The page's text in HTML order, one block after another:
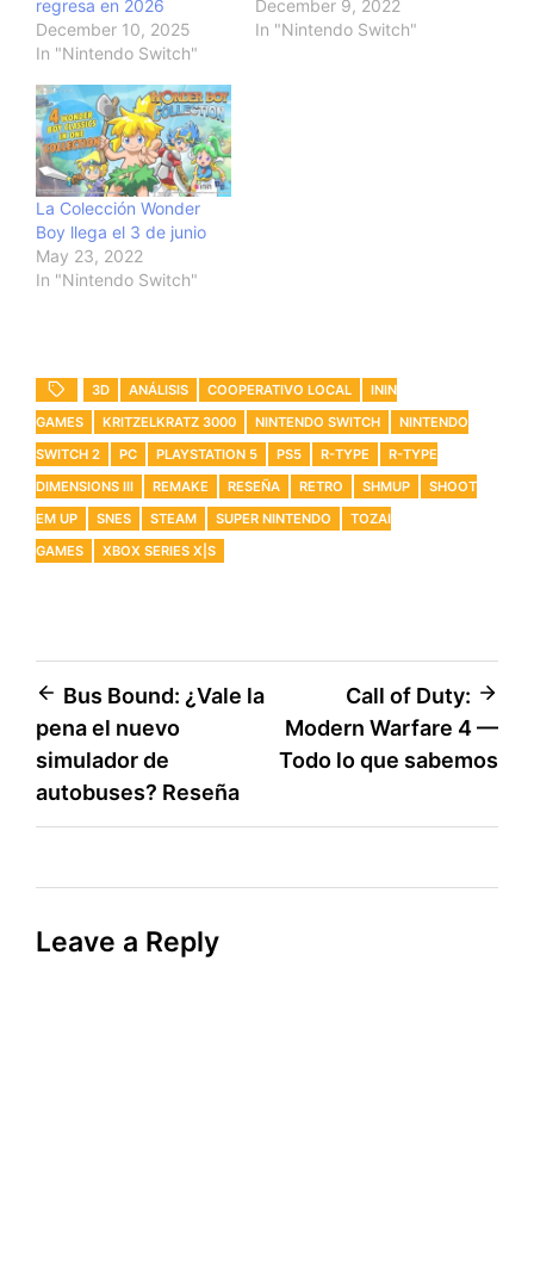
regresa en 2026
December 10, 2025
In "Nintendo Switch"
December 9, 2022
In "Nintendo Switch"
La Colección Wonder
Boy llega el 3 de junio
May 23, 2022
In "Nintendo Switch"
3D ANÁLISIS COOPERATIVO LOCAL
ININ
GAMES
KRITZELKRATZ 3000 NINTENDO SWITCH
NINTENDO
SWITCH 2
PC PLAYSTATION 5 PS5 R-TYPE
R-TYPE
DIMENSIONS III
REMAKE RESEÑA RETRO SHMUP
SHOOT
EM UP
SNES STEAM SUPER NINTENDO
TOZAI
GAMES
XBOX SERIES X|S
Post
navigation
Bus Bound: ¿Vale la
pena el nuevo
simulador de
autobuses? Reseña
Call of Duty:
Modern Warfare 4 —
Todo lo que sabemos
Leave a Reply